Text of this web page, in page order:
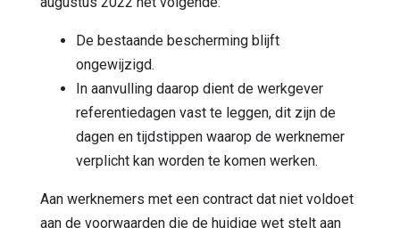
De bestaande bescherming blijft
ongewijzigd.
In aanvulling daarop dient de werkgever
referentiedagen vast te leggen, dit zijn de
dagen en tijdstippen waarop de werknemer
verplicht kan worden te komen werken.
Aan werknemers met een contract dat niet voldoet
aan de voorwaarden die de huidige wet stelt aan